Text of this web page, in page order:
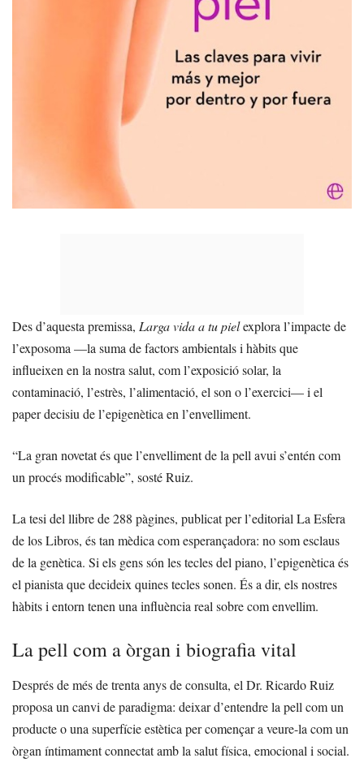
Des d’aquesta premissa, Larga vida a tu pielexplora l’impacte de
l’exposoma —la suma de factors ambientals i hàbits que
influeixen en la nostra salut, com l’exposició solar, la
contaminació, l’estrès, l’alimentació, el son o l’exercici— i el
paper decisiu de l’epigenètica en l’envelliment.
“La gran novetat és que l’envelliment de la pell avui s’entén com
un procés modificable”, sosté Ruiz.
La tesi del llibre de 288 pàgines, publicat per l’editorial La Esfera
de los Libros, és tan mèdica com esperançadora: no som esclaus
de la genètica. Si els gens són les tecles del piano, l’epigenètica és
el pianista que decideix quines tecles sonen. És a dir, els nostres
hàbits i entorn tenen una influència real sobre com envellim.
La pell com a òrgan i biografia vital
Després de més de trenta anys de consulta, el Dr. Ricardo Ruiz
proposa un canvi de paradigma: deixar d’entendre la pell com un
producte o una superfície estètica per començar a veure-la com un
òrgan íntimament connectat amb la salut física, emocional i social.